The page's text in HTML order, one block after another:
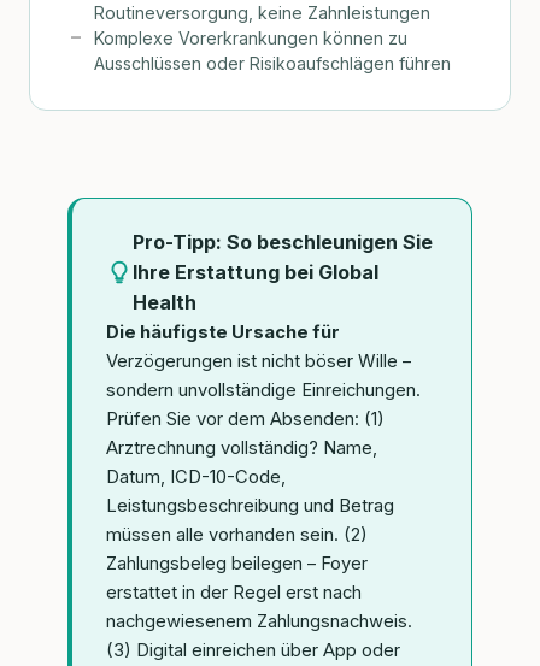
Routineversorgung, keine Zahnleistungen
Komplexe Vorerkrankungen können zu
Ausschlüssen oder Risikoaufschlägen führen
Pro-Tipp: So beschleunigen Sie
Ihre Erstattung bei Global
Health
Die häufigste Ursache für
Verzögerungen ist nicht böser Wille –
sondern unvollständige Einreichungen.
Prüfen Sie vor dem Absenden: (1)
Arztrechnung vollständig? Name,
Datum, ICD-10-Code,
Leistungsbeschreibung und Betrag
müssen alle vorhanden sein. (2)
Zahlungsbeleg beilegen – Foyer
erstattet in der Regel erst nach
nachgewiesenem Zahlungsnachweis.
(3) Digital einreichen über App oder